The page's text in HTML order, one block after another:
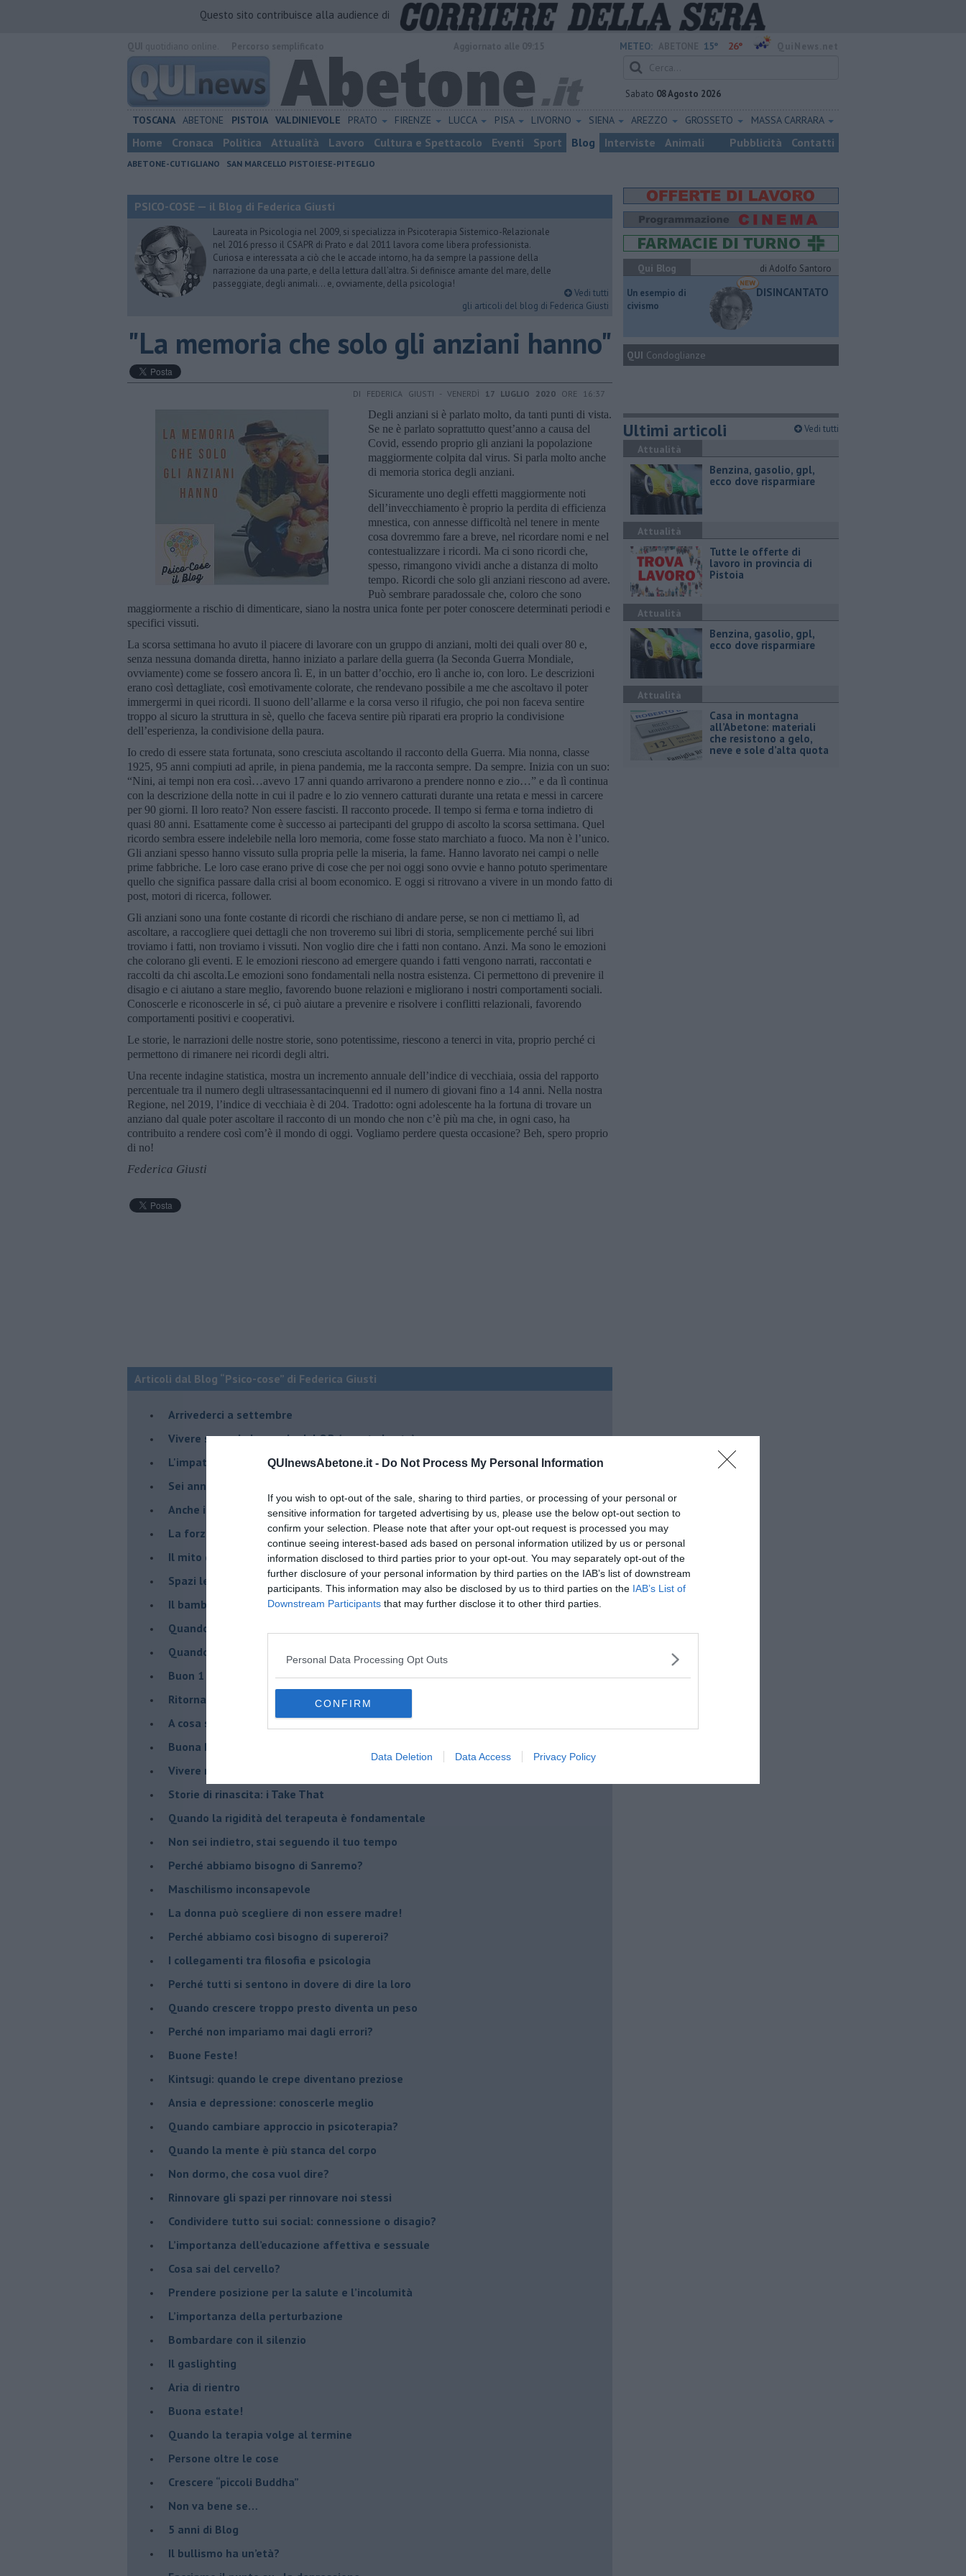
QUInewsAbetone.it - Do Not Process My Personal Information
If you wish to opt-out of the sale, sharing to third parties, or processing of your personal or
sensitive information for targeted advertising by us, please use the below opt-out section to
confirm your selection. Please note that after your opt-out request is processed you may
continue seeing interest-based ads based on personal information utilized by us or personal
information disclosed to third parties prior to your opt-out. You may separately opt-out of the
further disclosure of your personal information by third parties on the IAB’s list of downstream
participants. This information may also be disclosed by us to third parties on the IAB’s List of
Downstream Participants that may further disclose it to other third parties.
Personal Data Processing Opt Outs
CONFIRM
Data Deletion Data Access Privacy Policy
Questo sito contribuisce alla audience di
METEO: 15° 26°
Sabato 08 Agosto 2026
TOSCANA ABETONE PISTOIA VALDINIEVOLE PRATO FIRENZE LUCCA PISA LIVORNO SIENA AREZZO GROSSETO MASSA CARRARA
Home Cronaca Politica Attualità Lavoro Cultura e Spettacolo Eventi Sport Blog Interviste Animali Pubblicità Contatti
ABETONE-CUTIGLIANO SAN MARCELLO PISTOIESE-PITEGLIO
PSICO-COSE — il Blog di Federica Giusti
Laureata in Psicologia nel 2009, si specializza in Psicoterapia Sistemico-Relazionale
nel 2016 presso il CSAPR di Prato e dal 2011 lavora come libera professionista.
Curiosa e interessata a ciò che le accade intorno, ha da sempre la passione della
narrazione da una parte, e della lettura dall’altra. Si definisce amante del mare, delle
passeggiate, degli animali… e, ovviamente, della psicologia!
Vedi tutti
gli articoli del blog di Federica Giusti
"La memoria che solo gli anziani hanno"
DI FEDERICA GIUSTI - VENERDÌ 17 LUGLIO 2020 ORE 16:37
Degli anziani si è parlato molto, da tanti punti di vista.
Se ne è parlato soprattutto quest’anno a causa del
Covid, essendo proprio gli anziani la popolazione
maggiormente colpita dal virus. Si parla molto anche
di memoria storica degli anziani.
Sicuramente uno degli effetti maggiormente noti
dell’invecchiamento è proprio la perdita di efficienza
mnestica, con annesse difficoltà nel tenere in mente
cosa dovremmo fare a breve, nel ricordare nomi e nel
contestualizzare i ricordi. Ma ci sono ricordi che,
spesso, rimangono vividi anche a distanza di molto
tempo. Ricordi che solo gli anziani riescono ad avere.
Può sembrare paradossale che, coloro che sono
maggiormente a rischio di dimenticare, siano la nostra unica fonte per poter conoscere determinati periodi e
specifici vissuti.
La scorsa settimana ho avuto il piacere di lavorare con un gruppo di anziani, molti dei quali over 80 e,
senza nessuna domanda diretta, hanno iniziato a parlare della guerra (la Seconda Guerra Mondiale,
ovviamente) come se fossero ancora lì. E, in un batter d’occhio, ero lì anche io, con loro. Le descrizioni
erano così dettagliate, così emotivamente colorate, che rendevano possibile a me che ascoltavo il poter
immergermi in quei ricordi. Il suono dell’allarme e la corsa verso il rifugio, che poi non faceva sentire
troppo al sicuro la struttura in sè, quello che faceva sentire più riparati era proprio la condivisione
dell’esperienza, la condivisione della paura.
Io credo di essere stata fortunata, sono cresciuta ascoltando il racconto della Guerra. Mia nonna, classe
1925, 95 anni compiuti ad aprile, in piena pandemia, me la racconta sempre. Da sempre. Inizia con un suo:
“Nini, ai tempi non era così…avevo 17 anni quando arrivarono a prendere nonno e zio…” e da lì continua
con la descrizione della notte in cui il padre e lo zio vennero catturati durante una retata e messi in carcere
per 90 giorni. Il loro reato? Non essere fascisti. Il racconto procede. Il tempo si ferma e torna indietro di
quasi 80 anni. Esattamente come è successo ai partecipanti del gruppo di ascolto la scorsa settimana. Quel
ricordo sembra essere indelebile nella loro memoria, come fosse stato marchiato a fuoco. Ma non è l’unico.
Gli anziani spesso hanno vissuto sulla propria pelle la miseria, la fame. Hanno lavorato nei campi o nelle
prime fabbriche. Le loro case erano prive di cose che per noi oggi sono ovvie e hanno potuto sperimentare
quello che significa passare dalla crisi al boom economico. E oggi si ritrovano a vivere in un mondo fatto di
post, motori di ricerca, follower.
Gli anziani sono una fonte costante di ricordi che rischiano di andare perse, se non ci mettiamo lì, ad
ascoltare, a raccogliere quei dettagli che non troveremo sui libri di storia, semplicemente perché sui libri
troviamo i fatti, non troviamo i vissuti. Non voglio dire che i fatti non contano. Anzi. Ma sono le emozioni
che colorano gli eventi. E le emozioni riescono ad emergere quando i fatti vengono narrati, raccontati e
raccolti da chi ascolta.Le emozioni sono fondamentali nella nostra esistenza. Ci permettono di prevenire il
disagio e ci aiutano a stare meglio, favorendo buone relazioni e migliorano i nostri comportamenti sociali.
Conoscerle e riconoscerle in sé, ci può aiutare a prevenire e risolvere i conflitti relazionali, favorendo
comportamenti positivi e cooperativi.
Le storie, le narrazioni delle nostre storie, sono potentissime, riescono a tenerci in vita, proprio perché ci
permettono di rimanere nei ricordi degli altri.
Una recente indagine statistica, mostra un incremento annuale dell’indice di vecchiaia, ossia del rapporto
percentuale tra il numero degli ultrasessantacinquenni ed il numero di giovani fino a 14 anni. Nella nostra
Regione, nel 2019, l’indice di vecchiaia è di 204. Tradotto: ogni adolescente ha la fortuna di trovare un
anziano dal quale poter ascoltare il racconto di un mondo che non c’è più ma che, in ogni caso, ha
contribuito a rendere così com’è il mondo di oggi. Vogliamo perdere questa occasione? Beh, spero proprio
di no!
Federica Giusti
Articoli dal Blog “Psico-cose” di Federica Giusti
​Arrivederci a settembre
​Vivere secondo la regola del QB (quanto basta)
​L'impatto delle alte temperature sull’umore
Sei anni di Psico-Cose
​Anche il terapeuta “sente”
​La forza silenziosa dell'impegno
​Il mito della madre leonessa
Spazi leggeri per tempi complessi
Il bambino, il marshmallow e il tempo
​Quando cambia il nome di una sindrome
​Quando il terapeuta torna a casa
​Buon 1 Maggio!
Ritornare indietro di vent’anni
​A cosa serve davvero la psicoterapia
​Buona Pasqua e … buona rinascita!
​Vivere nell’incertezza
​Storie di rinascita: i Take That
​Quando la rigidità del terapeuta è fondamentale
​Non sei indietro, stai seguendo il tuo tempo
​Perché abbiamo bisogno di Sanremo?
​Maschilismo inconsapevole
​La donna può scegliere di non essere madre!
​Perché abbiamo così bisogno di supereroi?
​I collegamenti tra filosofia e psicologia
​Perché tutti si sentono in dovere di dire la loro
​Quando crescere troppo presto diventa un peso
​Perché non impariamo mai dagli errori?
​Buone Feste!
​Kintsugi: quando le crepe diventano preziose
Ansia e depressione: conoscerle meglio
Quando cambiare approccio in psicoterapia?
​Quando la mente è più stanca del corpo
Non dormo, che cosa vuol dire?
​Rinnovare gli spazi per rinnovare noi stessi
​Condividere tutto sui social: connessione o disagio?
​L’importanza dell’educazione affettiva e sessuale
​Cosa sai del cervello?
Prendere posizione per la salute e l’incolumità
L’importanza della perturbazione
​Bombardare con il silenzio
Il gaslighting
Aria di rientro
Buona estate!
​Quando la terapia volge al termine
​Persone oltre le cose
​Crescere “piccoli Buddha”
Non va bene se…
​5 anni di Blog
​Il bullismo ha un’età?
Qui Blog
di Adolfo Santoro
​Un esempio di
civismo
DISINCANTATO
QUI Condoglianze
Ultimi articoli Vedi tutti
Attualità
​Benzina, gasolio, gpl,
ecco dove risparmiare
Attualità
​Tutte le offerte di
lavoro in provincia di
Pistoia
Attualità
​Benzina, gasolio, gpl,
ecco dove risparmiare
Attualità
Casa in montagna
all’Abetone: materiali
che resistono a gelo,
neve e sole d’alta quota